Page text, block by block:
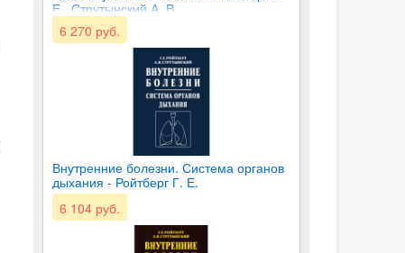
Е., Струтынский А. В.
6 270 руб.
Внутренние болезни. Система органов
дыхания - Ройтберг Г. Е.
6 104 руб.